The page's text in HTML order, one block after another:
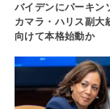
バイデンにパーキン
カマラ・ハリス副大
向けて本格始動か